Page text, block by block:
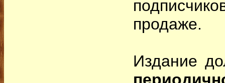
продаже.
Издание